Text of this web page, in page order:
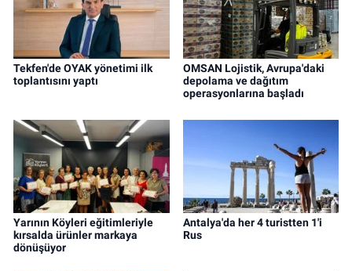
Tekfen'de OYAK yönetimi ilk
toplantısını yaptı
OMSAN Lojistik, Avrupa'daki
depolama ve dağıtım
operasyonlarına başladı
Yarının Köyleri eğitimleriyle
kırsalda ürünler markaya
dönüşüyor
Antalya'da her 4 turistten 1'i
Rus